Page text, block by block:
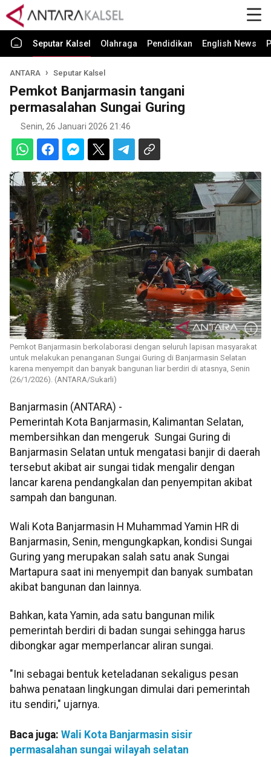
Seputar Kalsel Olahraga Pendidikan English News
ANTARA Seputar Kalsel
Pemkot Banjarmasin tangani
permasalahan Sungai Guring
Senin, 26 Januari 2026 21:46
Pemkot Banjarmasin berkolaborasi dengan seluruh lapisan masyarakat
untuk melakukan penanganan Sungai Guring di Banjarmasin Selatan
karena menyempit dan banyak bangunan liar berdiri di atasnya, Senin
(26/1/2026). (ANTARA/Sukarli)
Banjarmasin (ANTARA) -
Pemerintah Kota Banjarmasin, Kalimantan Selatan,
membersihkan dan mengeruk Sungai Guring di
Banjarmasin Selatan untuk mengatasi banjir di daerah
tersebut akibat air sungai tidak mengalir dengan
lancar karena pendangkalan dan penyempitan akibat
sampah dan bangunan.
Wali Kota Banjarmasin H Muhammad Yamin HR di
Banjarmasin, Senin, mengungkapkan, kondisi Sungai
Guring yang merupakan salah satu anak Sungai
Martapura saat ini menyempit dan banyak sumbatan
akibat bangunan dan lainnya.
Bahkan, kata Yamin, ada satu bangunan milik
pemerintah berdiri di badan sungai sehingga harus
dibongkar agar memperlancar aliran sungai.
"Ini sebagai bentuk keteladanan sekaligus pesan
bahwa penataan lingkungan dimulai dari pemerintah
itu sendiri," ujarnya.
Baca juga: Wali Kota Banjarmasin sisir
permasalahan sungai wilayah selatan